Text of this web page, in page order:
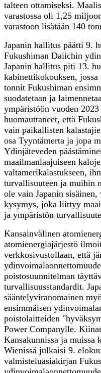
talteen ottamiseksi.
varastossa oli 1,25
varastoon lisätään 140
Japanin hallitus päätti 9.
Fukushiman Daiichin
Japanin hallitus piti 13.
kabinettikokouksen,
tonnit Fukushiman
suodatetaan ja
ympäristöön vuoden
huomauttaneet, että
vain paikallisten
osa Tyyntämerta ja jopa
Ydinjäteveden
maailmanlaajuiseen
valtamerikalastukseen,
turvallisuuteen ja muihin
ole vain Japanin
kysymys, joka liittyy
ja ympäristön
Kansainvälinen
atomienergiajärjestö
verkkosivustollaan, että
poistosuunnitelman
turvallisuusstandardit.
sääntelyviranomainen
ensimmäisen
poistolaitteiden
Power Companylle.
Kansakunnissa ja muissa
Wienissä julkaisi 9.
valmisteluasiakirjan